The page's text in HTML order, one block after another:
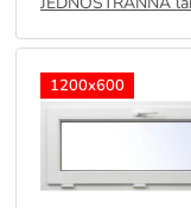
1200x600